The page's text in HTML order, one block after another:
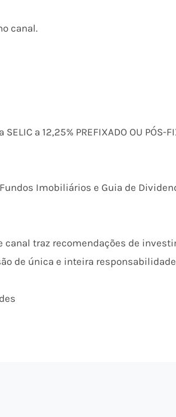
canal.
a 12,25% PREFIXADO OU PÓS-
Fundos Imobiliários e Guia de
traz recomendações de
de única e inteira